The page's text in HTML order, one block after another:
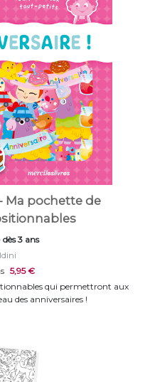
Ma pochette de
3 ans
5,95 €
qui permettront aux
des anniversaires !